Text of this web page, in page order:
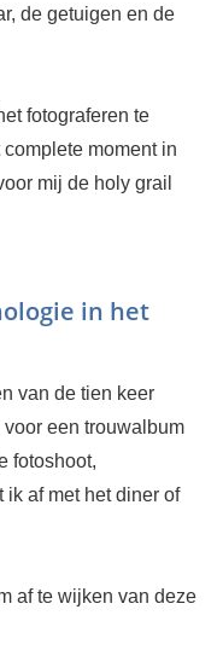
de getuigen en de
fotograferen te
moment in
mij de holy grail
in het
van de tien keer
een trouwalbum
fotoshoot,
af met het diner of
af te wijken van deze